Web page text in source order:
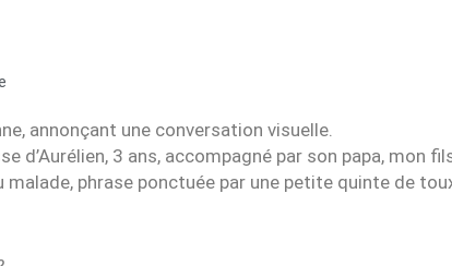
annonçant une conversation visuelle.
d’Aurélien, 3 ans, accompagné par son papa, mon
malade, phrase ponctuée par une petite quinte de